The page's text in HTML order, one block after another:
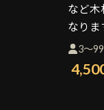
など木
なり
はご利
3～